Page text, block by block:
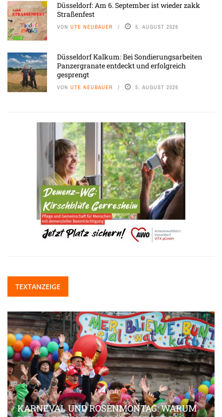
Düsseldorf: Am 6. September ist wieder zakk
Straßenfest
VON UTE NEUBAUER 5. AUGUST 2026
Düsseldorf Kalkum: Bei Sondierungsarbeiten
Panzergranate entdeckt und erfolgreich
gesprengt
VON UTE NEUBAUER 5. AUGUST 2026
TEXTANZEIGE
KARNEVAL UND ROSENMONTAG: WARUM